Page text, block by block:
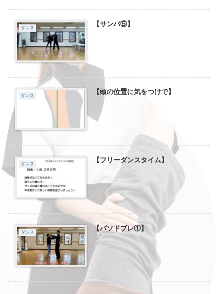
ダンス 【サンバ⑤】
ダンス 【頭の位置に気をつけで】
ダンス 【フリーダンスタイム】
ダンス 【パソドブレ①】